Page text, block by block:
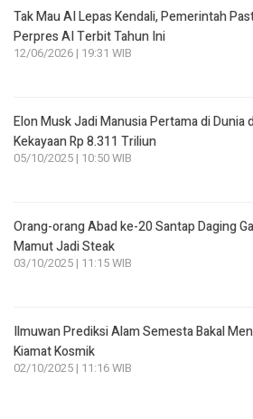
Tak Mau AI Lepas Kendali, Pemerintah
Perpres AI Terbit Tahun Ini
12/06/2026 | 19:31 WIB
Elon Musk Jadi Manusia Pertama di Dunia
Kekayaan Rp 8.311 Triliun
05/10/2025 | 10:50 WIB
Orang-orang Abad ke-20 Santap Daging
Mamut Jadi Steak
03/10/2025 | 11:15 WIB
Ilmuwan Prediksi Alam Semesta Bakal
Kiamat Kosmik
02/10/2025 | 11:16 WIB